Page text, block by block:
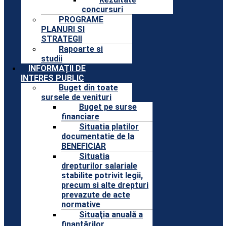
concursuri
PROGRAME
PLANURI SI
STRATEGII
Rapoarte si
studii
INFORMAȚII DE
INTERES PUBLIC
Buget din toate
sursele de venituri
Buget pe surse
financiare
Situatia platilor
documentatie de la
BENEFICIAR
Situatia
drepturilor salariale
stabilite potrivit legii,
precum si alte drepturi
prevazute de acte
normative
Situaţia anuală a